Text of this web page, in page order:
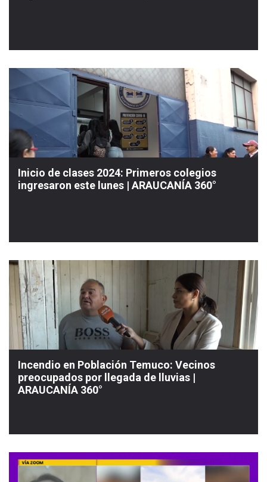
Inicio de clases 2024: Primeros colegios
ingresaron este lunes | ARAUCANÍA 360°
Incendio en Población Temuco: Vecinos
preocupados por llegada de lluvias |
ARAUCANÍA 360°